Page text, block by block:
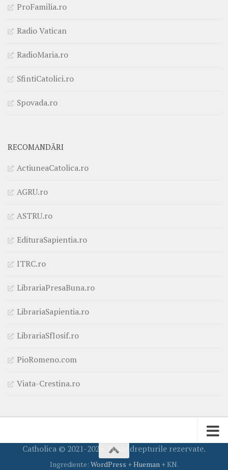
ProFamilia.ro
Radio Vatican
RadioMaria.ro
SfintiCatolici.ro
Spovada.ro
RECOMANDĂRI
ActiuneaCatolica.ro
AGRU.ro
ASTRU.ro
EdituraSapientia.ro
ITRC.ro
LibrariaPresaBuna.ro
LibrariaSapientia.ro
LibrariaSfIosif.ro
PioRomeno.com
Viata-Crestina.ro
Catholica © 2021-2026. Toate drepturile rezervate.
Ingrediente: WordPress +Hueman + KN.